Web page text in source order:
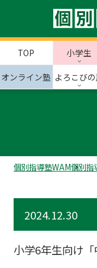
TOP 小学生
オンライン塾 よろこび
個別指導塾WAM個別指
2024.12.30
小学6年生向け「